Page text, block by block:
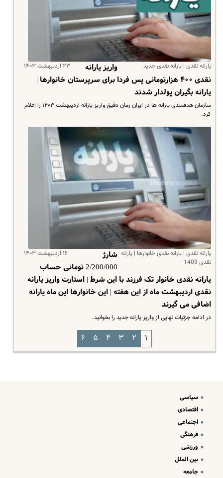
یارانه نقدی | یارانه نقدی جدید ۲۳ اردیبهشت ۱۴۰۳
واریز یارانه
نقدی ۴۰۰ هزارتومانی پس فردا برای سرپرستان خانوارها |
یارانه بگیران پولدار شدند
سازمان هدفمندی یارانه ها در ایران زمان دقیق واریز یارانه اردیبهشت ۱۴۰۳ را اعلام
کرد.
یارانه نقدی | یارانه نقدی خانوارها | یارانه
نقدی 1403
۱۶ اردیبهشت ۱۴۰۳
شارژ
2/200/000 تومانی حساب
یارانه نقدی خانوار تک فرزند با این شرط | استارت واریز یارانه
نقدی اردیبهشت ماه از این هفته | این خانوارها این ماه یارانه
اضافی می گیرند
در ادامه جزئیات نهایی از واریز یارانه جدید را بخوانید.
۱ ۲ ۳ ۴ ۵ ۶
سیاسی
اقتصادی
اجتماعی
فرهنگی
ورزشی
بین الملل
جامعه